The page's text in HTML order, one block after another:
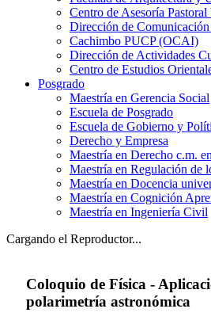
Centro de Asesoría
Dirección de
Cachimbo PUCP (OCAI)
Dirección de Actividades
Centro de Estudios
Posgrado
Maestría en Gerencia Social
Escuela de Posgrado
Escuela de Gobierno y
Derecho y Empresa
Maestría en Derecho c.m.
Maestría en Regulación de
Maestría en Docencia
Maestría en Cognición
Maestría en Ingeniería Civil
Cargando el Reproductor...
Coloquio de Física -
polarimetría astronómica